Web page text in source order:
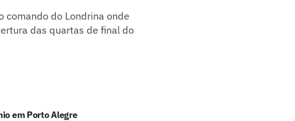
comando do Londrina onde
das quartas de final do
em Porto Alegre